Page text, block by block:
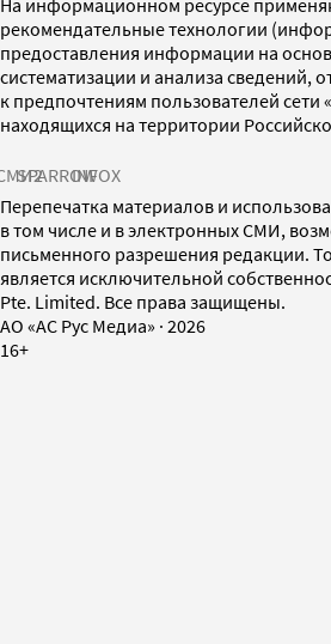
рекомендательные технологии
предоставления информации на
систематизации и анализа сведений,
к предпочтениям пользователей сети
находящихся на территории
SPARROWINFOX
Перепечатка материалов и
в том числе и в электронных СМИ,
письменного разрешения редакции.
является исключительной
Pte. Limited. Все права защищены.
AO «АС Рус Медиа» · 2026
16+